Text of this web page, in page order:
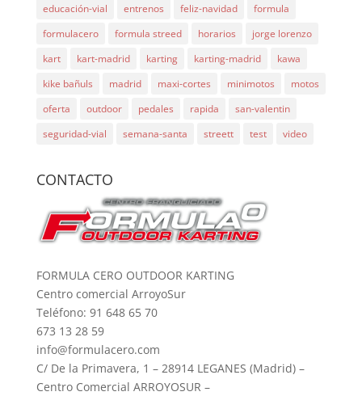
educación-vial
entrenos feliz-navidad
formula
formulacero
formula streed horarios
jorge lorenzo
kart
kart-madrid karting karting-madrid
kawa
kike bañuls
madrid maxi-cortes minimotos
motos
oferta
outdoor pedales rapida
san-valentin
seguridad-vial
semana-santa streett test video
CONTACTO
FORMULA CERO OUTDOOR KARTING
Centro comercial ArroyoSur
Teléfono: 91 648 65 70
673 13 28 59
info@formulacero.com
C/ De la Primavera, 1 – 28914 LEGANES (Madrid) –
Centro Comercial ARROYOSUR –